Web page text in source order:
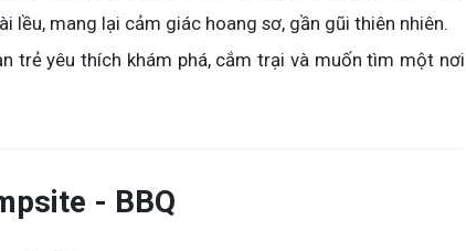
lều, mang lại cảm giác hoang sơ, gần gũi thiên nhiên.
trẻ yêu thích khám phá, cắm trại và muốn tìm một nơi
- BBQ